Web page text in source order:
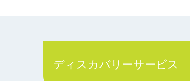
ディスカバリーサービス